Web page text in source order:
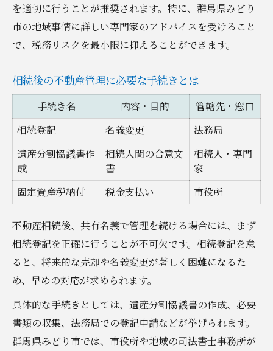
を適切に行うことが推奨されます。特に、群馬県みどり
市の地域事情に詳しい専門家のアドバイスを受けること
で、税務リスクを最小限に抑えることができます。
相続後の不動産管理に必要な手続きとは
手続き名 内容・目的
管轄先・窓口
相続登記
名義変更
法務局
遺産分割協議書作
成
相続人間の合意文
書
相続人・専門
家
固定資産税納付
税金支払い 市役所
不動産相続後、共有名義で管理を続ける場合には、まず
相続登記を正確に行うことが不可欠です。相続登記を怠
ると、将来的な売却や名義変更が著しく困難になるた
め、早めの対応が求められます。
具体的な手続きとしては、遺産分割協議書の作成、必要
書類の収集、法務局での登記申請などが挙げられます。
群馬県みどり市では、市役所や地域の司法書士事務所が